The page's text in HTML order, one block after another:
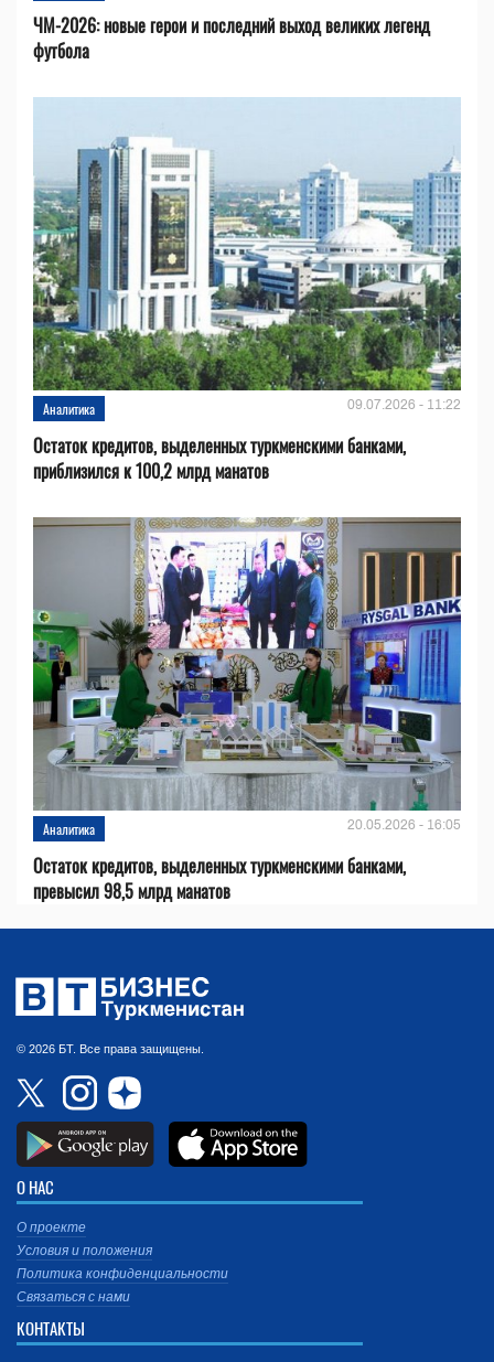
ЧМ-2026: новые герои и последний выход великих легенд
футбола
Аналитика 09.07.2026 - 11:22
Остаток кредитов, выделенных туркменскими банками,
приблизился к 100,2 млрд манатов
Аналитика 20.05.2026 - 16:05
Остаток кредитов, выделенных туркменскими банками,
превысил 98,5 млрд манатов
© 2026 БТ. Все права защищены.
О НАС
О проекте
Условия и положения
Политика конфиденциальности
Связаться с нами
КОНТАКТЫ